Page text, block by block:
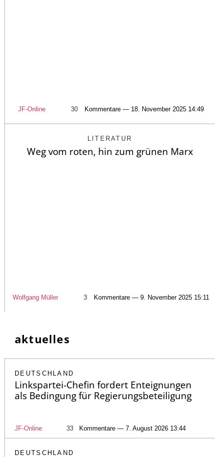
JF-Online 30 Kommentare — 18. November 2025 14:49
LITERATUR
Weg vom roten, hin zum grünen Marx
Wolfgang Müller 3 Kommentare — 9. November 2025 15:11
aktuelles
DEUTSCHLAND
Linkspartei-Chefin fordert Enteignungen
als Bedingung für Regierungsbeteiligung
JF-Online 33 Kommentare — 7. August 2026 13:44
DEUTSCHLAND